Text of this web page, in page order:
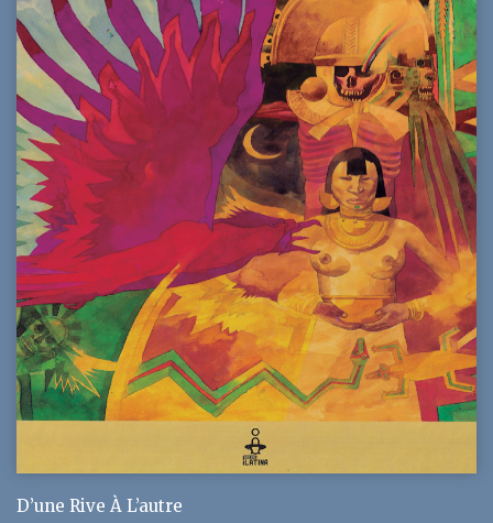
D’une Rive À L’autre